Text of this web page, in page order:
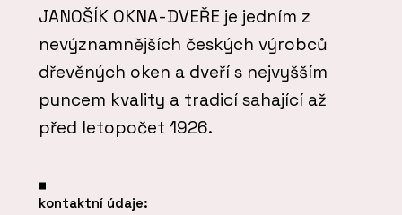
JANOŠÍK OKNA-DVEŘE je jedním z
nevýznamnějších českých výrobců
dřevěných oken a dveří s nejvyšším
puncem kvality a tradicí sahající až
před letopočet 1926.
kontaktní údaje: